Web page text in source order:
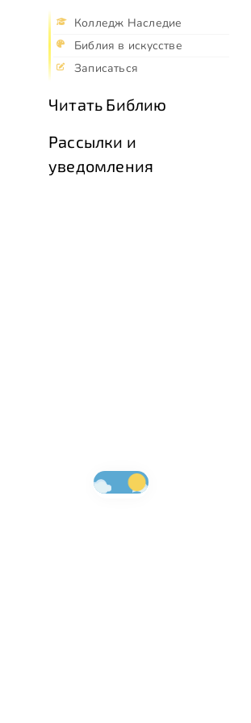
Колледж Наследие
Библия в искусстве
Записаться
Читать Библию
Рассылки и
уведомления